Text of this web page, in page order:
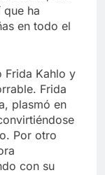
ha
en todo el
Frida Kahlo y
Frida
plasmó en
Por otro
con su